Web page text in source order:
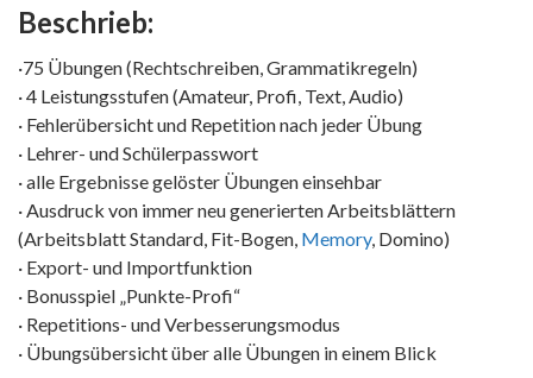
Beschrieb:
·75 Übungen (Rechtschreiben, Grammatikregeln)
· 4 Leistungsstufen (Amateur, Profi, Text, Audio)
· Fehlerübersicht und Repetition nach jeder Übung
· Lehrer- und Schülerpasswort
· alle Ergebnisse gelöster Übungen einsehbar
· Ausdruck von immer neu generierten Arbeitsblättern
(Arbeitsblatt Standard, Fit-Bogen, Memory, Domino)
· Export- und Importfunktion
· Bonusspiel „Punkte-Profi“
· Repetitions- und Verbesserungsmodus
· Übungsübersicht über alle Übungen in einem Blick